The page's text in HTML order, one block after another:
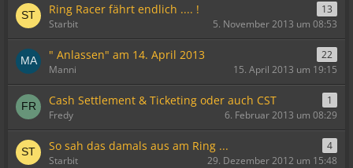
Ring Racer fährt endlich .... !
13
Starbit
5. November 2013 um 08:53
" Anlassen" am 14. April 2013
22
Manni
15. April 2013 um 19:15
Cash Settlement & Ticketing oder auch CST
1
Fredy
6. Februar 2013 um 08:29
So sah das damals aus am Ring ...
4
Starbit
29. Dezember 2012 um 15:48